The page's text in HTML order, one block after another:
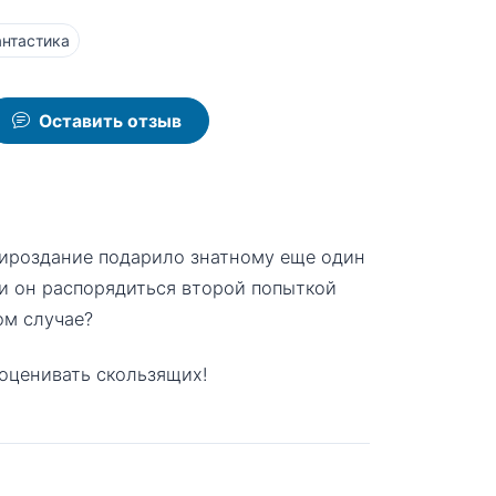
Оставить отзыв
подарило знатному еще один
распорядиться второй попыткой
случае?
скользящих!